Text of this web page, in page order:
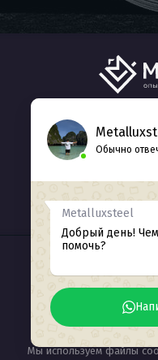
© 2025
Мы используем файлы
Обычно
Metalluxsteel
Добрый день!
помочь?